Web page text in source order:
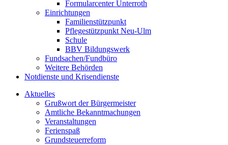
Formularcenter Unterroth
Einrichtungen
Familienstützpunkt
Pflegestützpunkt Neu-Ulm
Schule
BBV Bildungswerk
Fundsachen/Fundbüro
Weitere Behörden
Notdienste und Krisendienste
Aktuelles
Grußwort der Bürgermeister
Amtliche Bekanntmachungen
Veranstaltungen
Ferienspaß
Grundsteuerreform